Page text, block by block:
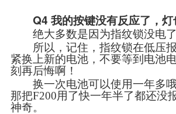
Q4我的按键没有反应了，灯
绝大多数是因为指纹锁没电
所以，记住，指纹锁在低压
紧换上新的电池，不要等到电池
刻再后悔啊！
换一次电池可以使用一年多
那把F200用了快一年半了都还没
神奇。